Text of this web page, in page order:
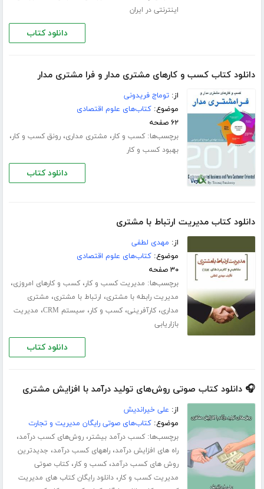
اینترنتی در ایران
دانلود کتاب
دانلود کتاب کسب و کارهای مشتری مدار و فرا مشتری مدار
از:توماج فریدونی
موضوع:کتاب‌های علوم اقتصادی
۶۲ صفحه
برچسب‌ها:کسب و کار، مشتری مداری،رونق کسب و کار،
بهبود کسب و کار
دانلود کتاب
دانلود کتاب مدیریت ارتباط با مشتری
از: مهدی لطفی
موضوع:کتاب‌های علوم اقتصادی
۳۰ صفحه
برچسب‌ها: مدیریت کسب و کار،کسب و کارهای امروزی،
مدیریت رابطه با مشتری، ارتباط با مشتری، مشتری
مداری،کارآفرینی،کسب و کار، سیستم CRM ، مدیریت
بازاریابی
دانلود کتاب
🎧 دانلود کتاب صوتی روش‌های تولید درآمد با افزایش مشتری
از: علی خیراندیش
موضوع:کتاب‌های صوتی رایگان مدیریت و تجارت
برچسب‌ها:کسب درآمد بیشتر،روش‌های کسب درآمد،
راه های افزایش درآمد،راههای کسب درآمد، جدیدترین
روش های کسب درآمد،کسب و کار،کتاب صوتی
مدیریت کسب و کار،دانلود رایگان کتاب های مدیریت